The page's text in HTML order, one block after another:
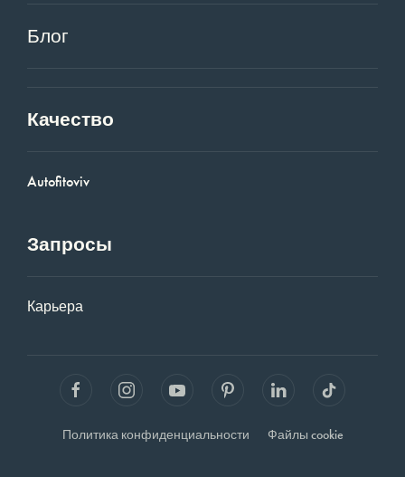
Блог
Качество
Autofitoviv
Запросы
Карьера
Политика конфиденциальности Файлы cookie